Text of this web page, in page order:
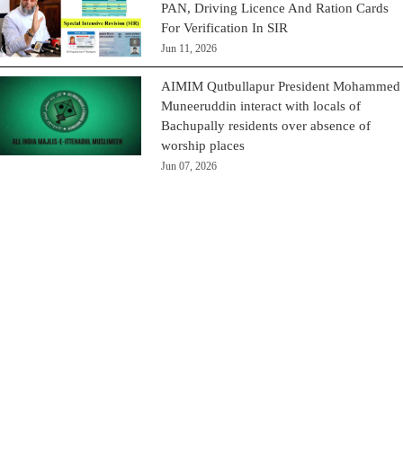
PAN, Driving Licence And Ration Cards
For Verification In SIR
Jun 11, 2026
AIMIM Qutbullapur President Mohammed
Muneeruddin interact with locals of
Bachupally residents over absence of
worship places
Jun 07, 2026